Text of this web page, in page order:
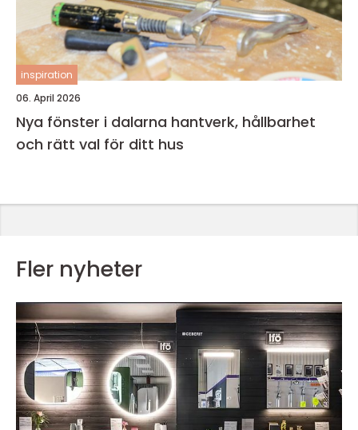
inspiration
06. April 2026
Nya fönster i dalarna hantverk, hållbarhet
och rätt val för ditt hus
Fler nyheter